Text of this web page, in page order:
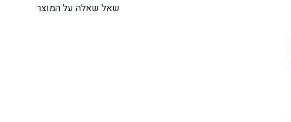
שאל שאלה על המוצר